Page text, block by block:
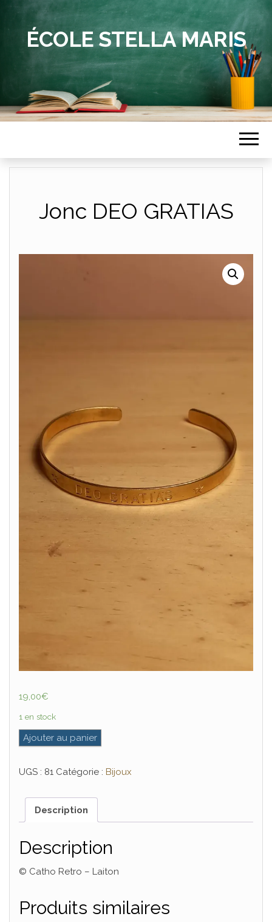
ÉCOLE STELLA MARIS
Jonc DEO GRATIAS
19,00€
1 en stock
quantité de Jonc DEO GRATIAS
Ajouter au panier
UGS : 81 Catégorie : Bijoux
Description
Description
© Catho Retro – Laiton
Produits similaires